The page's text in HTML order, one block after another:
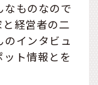
なものなので
経営者の二
インタビュ
ト情報とを